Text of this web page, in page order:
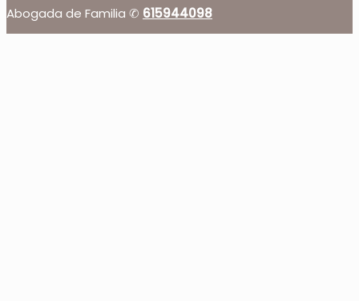
Abogada de Familia ✆ 615944098